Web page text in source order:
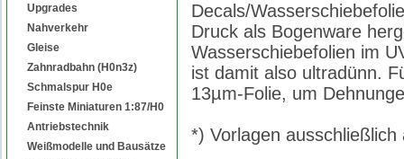
Upgrades
Nahverkehr
Gleise
Zahnradbahn (H0n3z)
Schmalspur H0e
Feinste Miniaturen 1:87/H0
Antriebstechnik
Weißmodelle und Bausätze
Decals/
Druck als Bogenware
Wasserschiebefolien im
ist damit also ultradünn.
13µm-Folie, um
*) Vorlagen ausschließlich